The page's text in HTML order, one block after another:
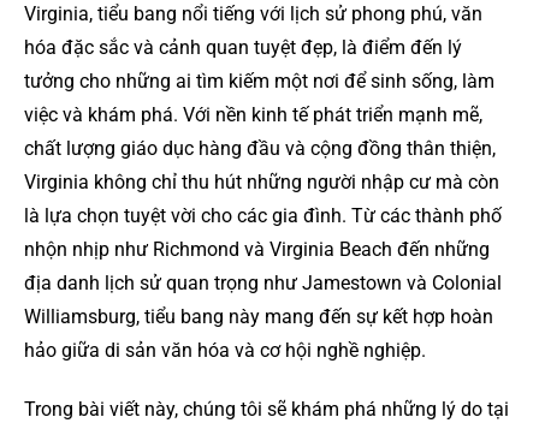
Virginia, tiểu bang nổi tiếng với lịch sử phong phú, văn
hóa đặc sắc và cảnh quan tuyệt đẹp, là điểm đến lý
tưởng cho những ai tìm kiếm một nơi để sinh sống, làm
việc và khám phá. Với nền kinh tế phát triển mạnh mẽ,
chất lượng giáo dục hàng đầu và cộng đồng thân thiện,
Virginia không chỉ thu hút những người nhập cư mà còn
là lựa chọn tuyệt vời cho các gia đình. Từ các thành phố
nhộn nhịp như Richmond và Virginia Beach đến những
địa danh lịch sử quan trọng như Jamestown và Colonial
Williamsburg, tiểu bang này mang đến sự kết hợp hoàn
hảo giữa di sản văn hóa và cơ hội nghề nghiệp.
Trong bài viết này, chúng tôi sẽ khám phá những lý do tại